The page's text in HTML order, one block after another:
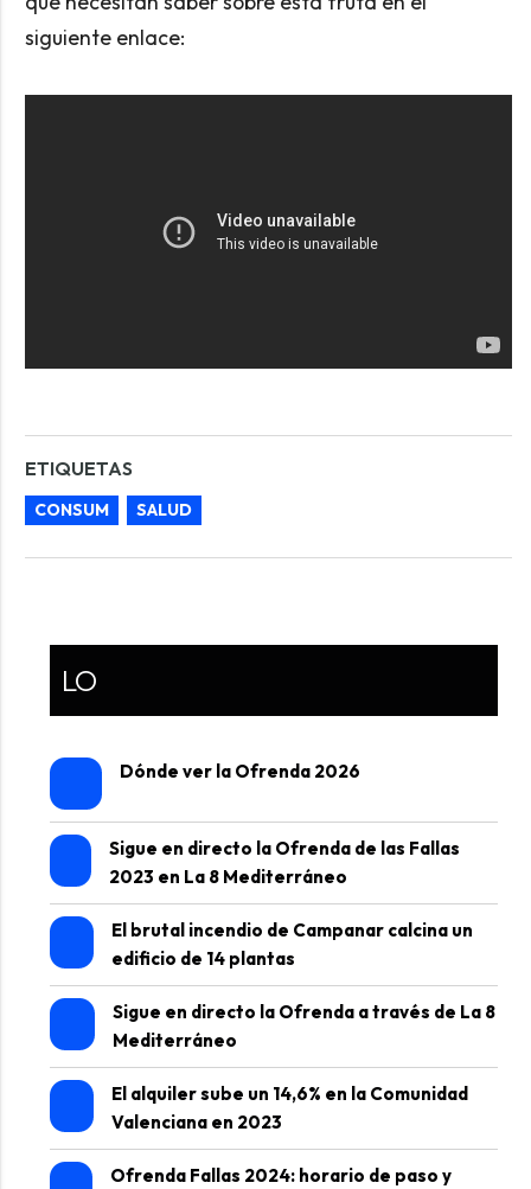
siguiente enlace:
ETIQUETAS
CONSUM SALUD
LO
Dónde ver la Ofrenda 2026
Sigue en directo la Ofrenda de las Fallas
2023 en La 8 Mediterráneo
El brutal incendio de Campanar calcina un
edificio de 14 plantas
Sigue en directo la Ofrenda a través de La 8
Mediterráneo
El alquiler sube un 14,6% en la Comunidad
Valenciana en 2023
Ofrenda Fallas 2024: horario de paso y